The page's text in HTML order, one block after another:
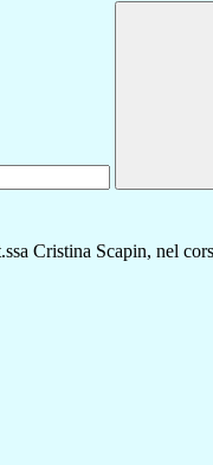
Cristina Scapin, nel